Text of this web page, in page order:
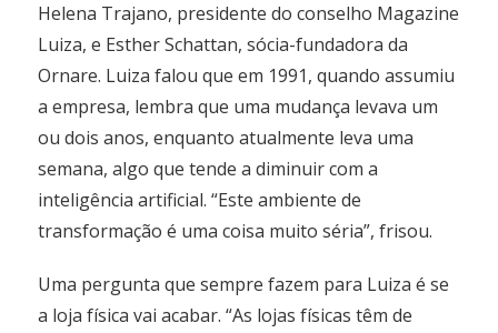
Helena Trajano, presidente do conselho Magazine
Luiza, e Esther Schattan, sócia-fundadora da
Ornare. Luiza falou que em 1991, quando assumiu
a empresa, lembra que uma mudança levava um
ou dois anos, enquanto atualmente leva uma
semana, algo que tende a diminuir com a
inteligência artificial. “Este ambiente de
transformação é uma coisa muito séria”, frisou.
Uma pergunta que sempre fazem para Luiza é se
a loja física vai acabar. “As lojas físicas têm de